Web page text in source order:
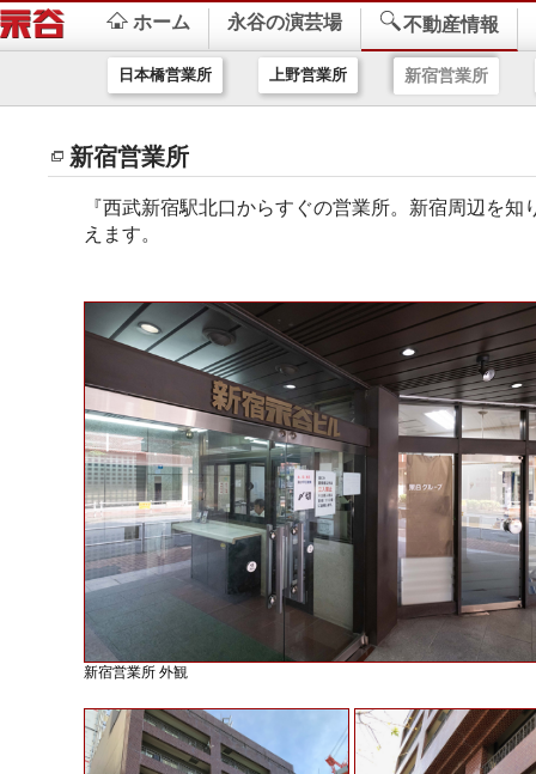
ホーム 永谷の演芸場 不動産情報
日本橋営業所 上野営業所 新宿営業所
新宿営業所
『西武新宿駅北口からすぐの営業所。新宿周辺を
えます。
新宿営業所 外観